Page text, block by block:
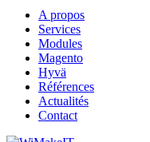
A propos
Services
Modules
Magento
Hyvä
Références
Actualités
Contact